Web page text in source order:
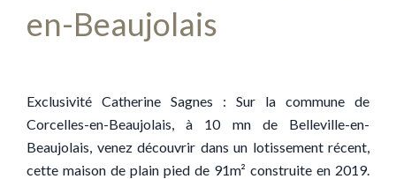
en-Beaujolais
Exclusivité Catherine Sagnes : Sur la commune de
Corcelles-en-Beaujolais, à 10 mn de Belleville-en-
Beaujolais, venez découvrir dans un lotissement récent,
cette maison de plain pied de 91m² construite en 2019.